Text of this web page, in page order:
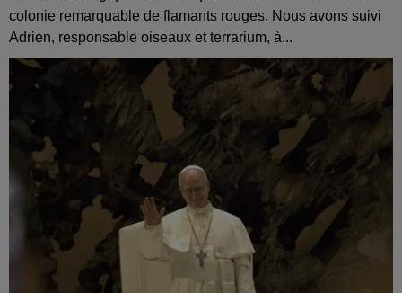
colonie remarquable de flamants rouges. Nous avons suivi
Adrien, responsable oiseaux et terrarium, à...